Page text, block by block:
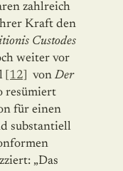
zahlreich
Kraft den
Custodes
weiter vor
[12] von Der
resümiert
für einen
substantiell
„Das